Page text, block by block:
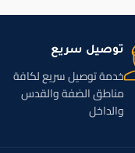
توصيل سريع
خدمة توصيل سريع لكافة
مناطق الضفة والقدس
والداخل